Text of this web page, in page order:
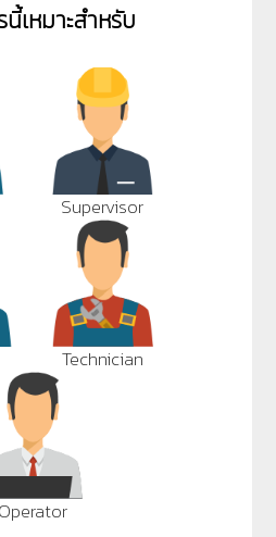
เหมาะสำหรับ
Supervisor
Technician
Operator